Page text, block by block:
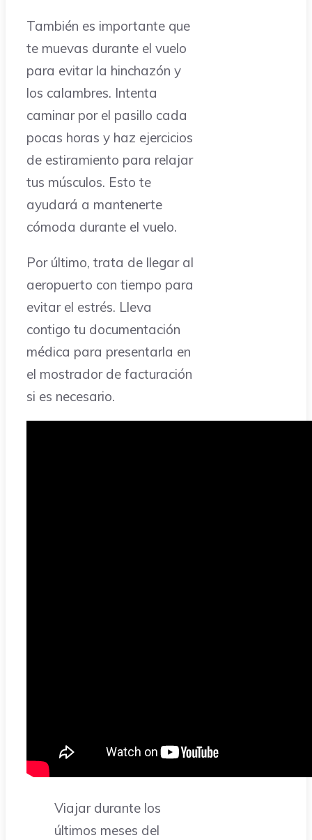
También es importante que
te muevas durante el vuelo
para evitar la hinchazón y
los calambres. Intenta
caminar por el pasillo cada
pocas horas y haz ejercicios
de estiramiento para relajar
tus músculos. Esto te
ayudará a mantenerte
cómoda durante el vuelo.
Por último, trata de llegar al
aeropuerto con tiempo para
evitar el estrés. Lleva
contigo tu documentación
médica para presentarla en
el mostrador de facturación
si es necesario.
Viajar durante los
últimos meses del